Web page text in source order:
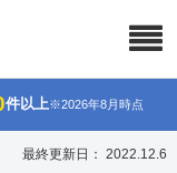
件以上※2026年8月時点
最終更新日： 2022.12.6